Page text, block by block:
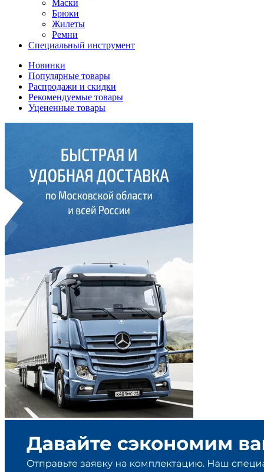
Маски
Брюки
Жилеты
Ремни
Специальный инструмент
Новинки
Популярные товары
Распродажи и скидки
Рекомендуемые товары
Уцененные товары